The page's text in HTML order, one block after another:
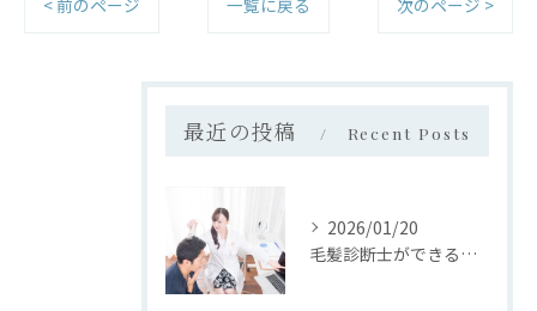
< 前のページ 一覧に戻る 次のページ >
最近の投稿 Recent Posts
2026/01/20
毛髪診断士ができること